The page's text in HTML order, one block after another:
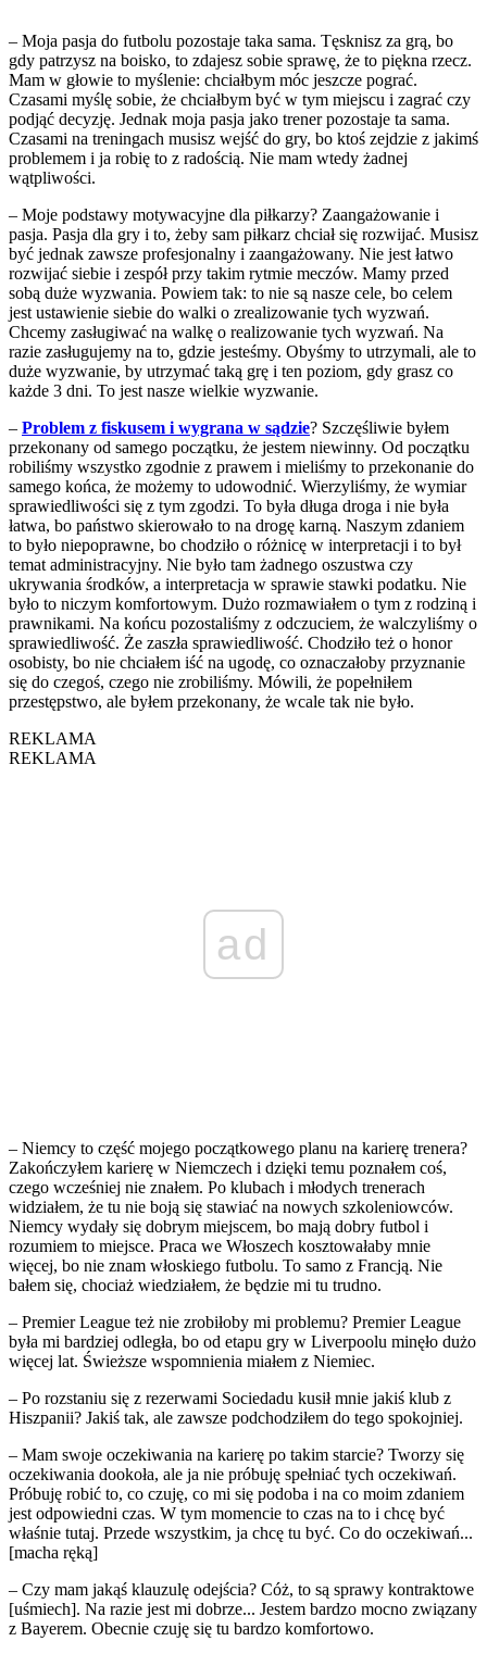
– Moja pasja do futbolu pozostaje taka sama. Tęsknisz za grą, bo
gdy patrzysz na boisko, to zdajesz sobie sprawę, że to piękna rzecz.
Mam w głowie to myślenie: chciałbym móc jeszcze pograć.
Czasami myślę sobie, że chciałbym być w tym miejscu i zagrać czy
podjąć decyzję. Jednak moja pasja jako trener pozostaje ta sama.
Czasami na treningach musisz wejść do gry, bo ktoś zejdzie z jakimś
problemem i ja robię to z radością. Nie mam wtedy żadnej
wątpliwości.
– Moje podstawy motywacyjne dla piłkarzy? Zaangażowanie i
pasja. Pasja dla gry i to, żeby sam piłkarz chciał się rozwijać. Musisz
być jednak zawsze profesjonalny i zaangażowany. Nie jest łatwo
rozwijać siebie i zespół przy takim rytmie meczów. Mamy przed
sobą duże wyzwania. Powiem tak: to nie są nasze cele, bo celem
jest ustawienie siebie do walki o zrealizowanie tych wyzwań.
Chcemy zasługiwać na walkę o realizowanie tych wyzwań. Na
razie zasługujemy na to, gdzie jesteśmy. Obyśmy to utrzymali, ale to
duże wyzwanie, by utrzymać taką grę i ten poziom, gdy grasz co
każde 3 dni. To jest nasze wielkie wyzwanie.
– Problem z fiskusem i wygrana w sądzie? Szczęśliwie byłem
przekonany od samego początku, że jestem niewinny. Od początku
robiliśmy wszystko zgodnie z prawem i mieliśmy to przekonanie do
samego końca, że możemy to udowodnić. Wierzyliśmy, że wymiar
sprawiedliwości się z tym zgodzi. To była długa droga i nie była
łatwa, bo państwo skierowało to na drogę karną. Naszym zdaniem
to było niepoprawne, bo chodziło o różnicę w interpretacji i to był
temat administracyjny. Nie było tam żadnego oszustwa czy
ukrywania środków, a interpretacja w sprawie stawki podatku. Nie
było to niczym komfortowym. Dużo rozmawiałem o tym z rodziną i
prawnikami. Na końcu pozostaliśmy z odczuciem, że walczyliśmy o
sprawiedliwość. Że zaszła sprawiedliwość. Chodziło też o honor
osobisty, bo nie chciałem iść na ugodę, co oznaczałoby przyznanie
się do czegoś, czego nie zrobiliśmy. Mówili, że popełniłem
przestępstwo, ale byłem przekonany, że wcale tak nie było.
REKLAMA
REKLAMA
ad
– Niemcy to część mojego początkowego planu na karierę trenera?
Zakończyłem karierę w Niemczech i dzięki temu poznałem coś,
czego wcześniej nie znałem. Po klubach i młodych trenerach
widziałem, że tu nie boją się stawiać na nowych szkoleniowców.
Niemcy wydały się dobrym miejscem, bo mają dobry futbol i
rozumiem to miejsce. Praca we Włoszech kosztowałaby mnie
więcej, bo nie znam włoskiego futbolu. To samo z Francją. Nie
bałem się, chociaż wiedziałem, że będzie mi tu trudno.
– Premier League też nie zrobiłoby mi problemu? Premier League
była mi bardziej odległa, bo od etapu gry w Liverpoolu minęło dużo
więcej lat. Świeższe wspomnienia miałem z Niemiec.
– Po rozstaniu się z rezerwami Sociedadu kusił mnie jakiś klub z
Hiszpanii? Jakiś tak, ale zawsze podchodziłem do tego spokojniej.
– Mam swoje oczekiwania na karierę po takim starcie? Tworzy się
oczekiwania dookoła, ale ja nie próbuję spełniać tych oczekiwań.
Próbuję robić to, co czuję, co mi się podoba i na co moim zdaniem
jest odpowiedni czas. W tym momencie to czas na to i chcę być
właśnie tutaj. Przede wszystkim, ja chcę tu być. Co do oczekiwań...
[macha ręką]
– Czy mam jakąś klauzulę odejścia? Cóż, to są sprawy kontraktowe
[uśmiech]. Na razie jest mi dobrze... Jestem bardzo mocno związany
z Bayerem. Obecnie czuję się tu bardzo komfortowo.